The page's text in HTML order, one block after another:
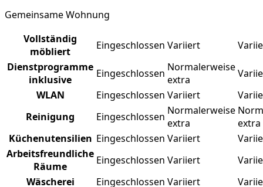
Gemeinsame Wohnung
Vollständig
möbliert
Eingeschlossen Variiert
Dienstprogramme
inklusive
Eingeschlossen Normalerweise
extra
WLAN
Eingeschlossen Variiert
Reinigung
Eingeschlossen Normalerweise
extra
extra
Küchenutensilien Eingeschlossen Variiert
Arbeitsfreundliche
Räume
Eingeschlossen Variiert
Wäscherei
Eingeschlossen Variiert